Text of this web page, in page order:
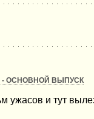
- ОСНОВНОЙ ВЫПУСК
и тут